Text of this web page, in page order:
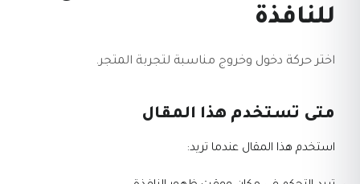
للنافذة
اختر حركة دخول وخروج مناسبة لتجربة المتجر.
متى تستخدم هذا المقال
استخدم هذا المقال عندما تريد: